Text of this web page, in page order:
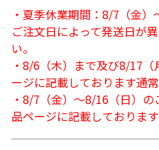
・夏季休業期間：8/7（金）
ご注文日によって発送日が
い。
・8/6（木）まで及び8/17
ージに記載しております通
・8/7（金）～8/16（日）
品ページに記載しておりま